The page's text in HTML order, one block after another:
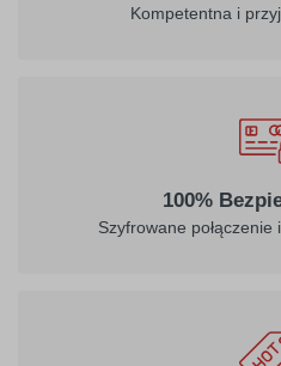
Kompetentna i
100%
Szyfrowane